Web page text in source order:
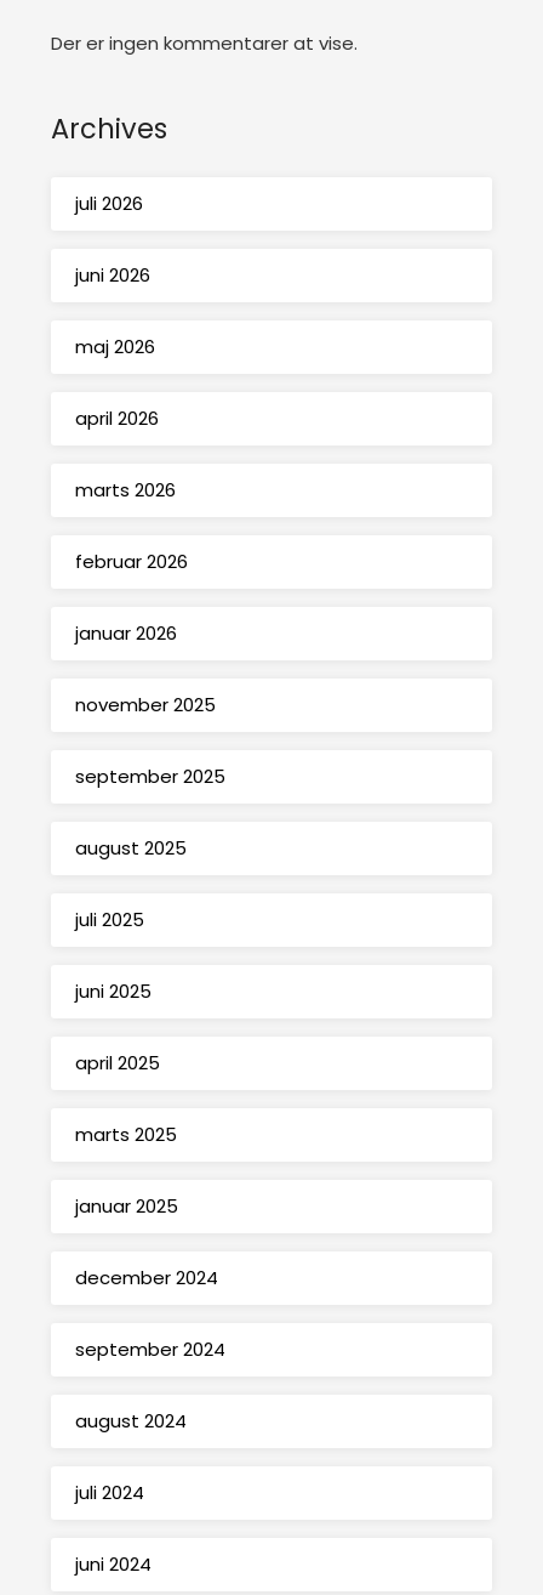
Der er ingen kommentarer at vise.
Archives
juli 2026
juni 2026
maj 2026
april 2026
marts 2026
februar 2026
januar 2026
november 2025
september 2025
august 2025
juli 2025
juni 2025
april 2025
marts 2025
januar 2025
december 2024
september 2024
august 2024
juli 2024
juni 2024